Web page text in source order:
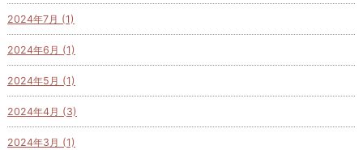
2024年7月 (1)
2024年6月 (1)
2024年5月 (1)
2024年4月 (3)
2024年3月 (1)